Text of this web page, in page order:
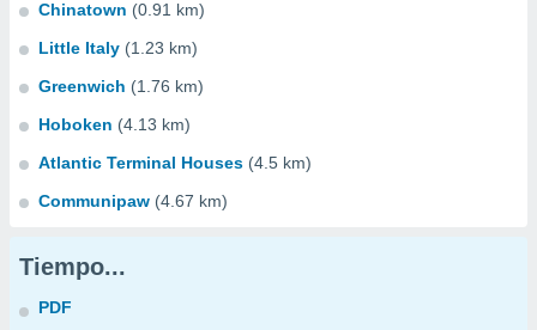
Chinatown (0.91 km)
Little Italy (1.23 km)
Greenwich (1.76 km)
Hoboken (4.13 km)
Atlantic Terminal Houses (4.5 km)
Communipaw (4.67 km)
Tiempo...
PDF